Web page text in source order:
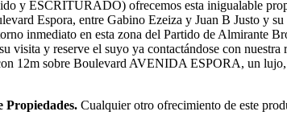
y ESCRITURADO) ofrecemos esta inigualable
Espora, entre Gabino Ezeiza y Juan B Justo y
inmediato en esta zona del Partido de Almirante
y reserve el suyo ya contactándose con
12m sobre Boulevard AVENIDA ESPORA, un
Cualquier otro ofrecimiento de este